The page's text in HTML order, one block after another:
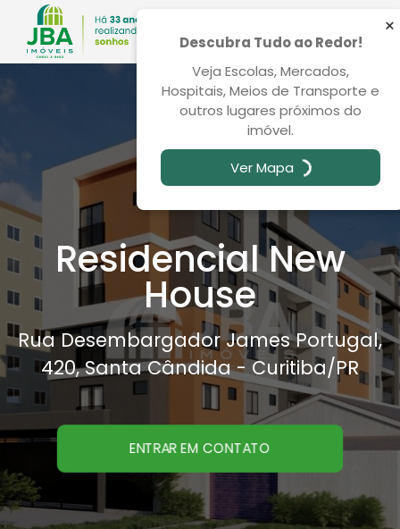
Residencial New
House
Rua Desembargador James Portugal,
420, Santa Cândida - Curitiba/PR
ENTRAR EM CONTATO
×
Descubra Tudo ao Redor!
Veja Escolas, Mercados,
Hospitais, Meios de Transporte e
outros lugares próximos do
imóvel.
Ver Mapa